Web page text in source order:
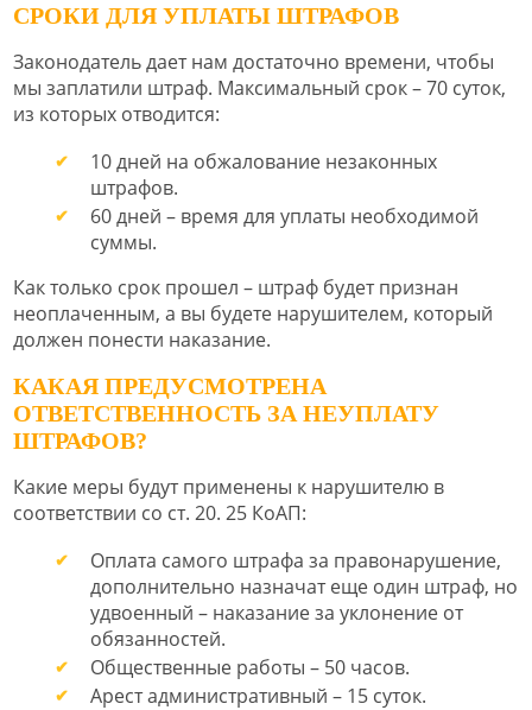
СРОКИ ДЛЯ УПЛАТЫ ШТРАФОВ
Законодатель дает нам достаточно времени, чтобы
мы заплатили штраф. Максимальный срок – 70 суток,
из которых отводится:
10 дней на обжалование незаконных
штрафов.
60 дней – время для уплаты необходимой
суммы.
Как только срок прошел – штраф будет признан
неоплаченным, а вы будете нарушителем, который
должен понести наказание.
КАКАЯ ПРЕДУСМОТРЕНА
ОТВЕТСТВЕННОСТЬ ЗА НЕУПЛАТУ
ШТРАФОВ?
Какие меры будут применены к нарушителю в
соответствии со ст. 20. 25 КоАП:
Оплата самого штрафа за правонарушение,
дополнительно назначат еще один штраф, но
удвоенный – наказание за уклонение от
обязанностей.
Общественные работы – 50 часов.
Арест административный – 15 суток.